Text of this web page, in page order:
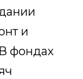
и
фондах